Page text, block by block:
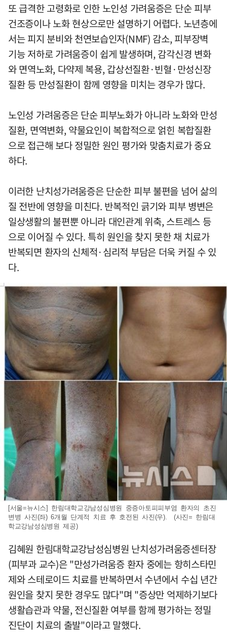
또 급격한 고령화로 인한 노인성 가려움증은 단순 피부
건조증이나 노화 현상으로만 설명하기 어렵다. 노년층에
서는 피지 분비와 천연보습인자(NMF) 감소, 피부장벽
기능 저하로 가려움증이 쉽게 발생하며, 감각신경 변화
와 면역노화, 다약제 복용, 갑상선질환·빈혈·만성신장
질환 등 만성질환이 함께 영향을 미치는 경우가 많다.
노인성 가려움증은 단순 피부노화가 아니라 노화와 만성
질환, 면역변화, 약물요인이 복합적으로 얽힌 복합질환
으로 접근해 보다 정밀한 원인 평가와 맞춤치료가 중요
하다.
이러한 난치성가려움증은 단순한 피부 불편을 넘어 삶의
질 전반에 영향을 미친다. 반복적인 긁기와 피부 병변은
일상생활의 불편뿐 아니라 대인관계 위축, 스트레스 등
으로 이어질 수 있다. 특히 원인을 찾지 못한 채 치료가
반복되면 환자의 신체적·심리적 부담은 더욱 커질 수 있
다.
[서울=뉴시스] 한림대학교강남성심병원 중증아토피피부염 환자의 초진
변병 사진(좌) 6개월 단계적 치료 후 호전된 사진(우). (사진= 한림대
학교강남성심병원 제공)
김혜원 한림대학교강남성심병원 난치성가려움증센터장
(피부과 교수)은 "만성가려움증 환자 중에는 항히스타민
제와 스테로이드 치료를 반복하면서 수년에서 수십 년간
원인을 찾지 못한 경우도 많다"며 "증상만 억제하기보다
생활습관과 약물, 전신질환 여부를 함께 평가하는 정밀
진단이 치료의 출발"이라고 말했다.